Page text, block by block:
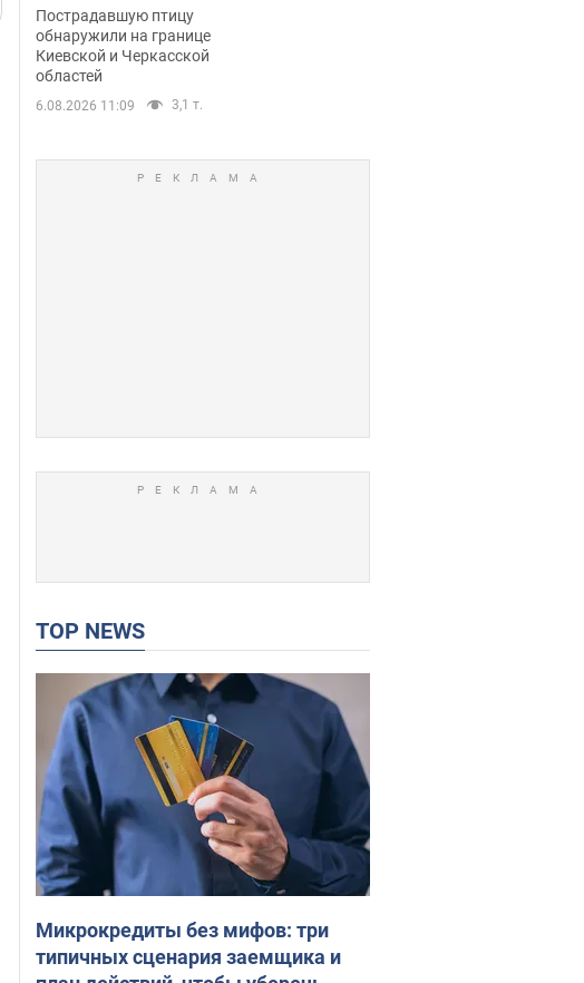
нетипичный маршрут.
Фото
Пострадавшую птицу
обнаружили на границе
Киевской и Черкасской
областей
6.08.2026 11:09 3,1 т.
TOP NEWS
Микрокредиты без мифов: три
типичных сценария заемщика и